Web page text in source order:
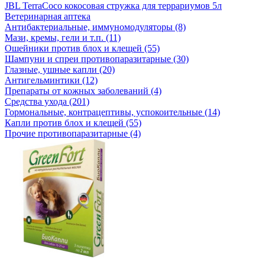
JBL TerraCoco кокосовая стружка для террариумов 5л
Ветеринарная аптека
Антибактериальные, иммуномодуляторы (8)
Мази, кремы, гели и т.п. (11)
Ошейники против блох и клещей (55)
Шампуни и спреи противопаразитарные (30)
Глазные, ушные капли (20)
Антигельминтики (12)
Препараты от кожных заболеваний (4)
Средства ухода (201)
Гормональные, контрацептивы, успокоительные (14)
Капли против блох и клещей (55)
Прочие противопаразитарные (4)